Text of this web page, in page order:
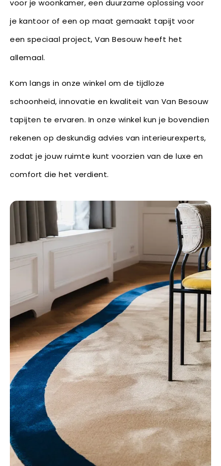
voor je woonkamer, een duurzame oplossing voor
je kantoor of een op maat gemaakt tapijt voor
een speciaal project, Van Besouw heeft het
allemaal.
Kom langs in onze winkel om de tijdloze
schoonheid, innovatie en kwaliteit van Van Besouw
tapijten te ervaren. In onze winkel kun je bovendien
rekenen op deskundig advies van interieurexperts,
zodat je jouw ruimte kunt voorzien van de luxe en
comfort die het verdient.